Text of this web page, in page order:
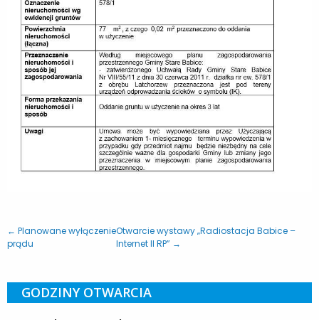
← Planowane wyłączenie
prądu
Otwarcie wystawy „Radiostacja Babice –
Internet II RP” →
GODZINY OTWARCIA